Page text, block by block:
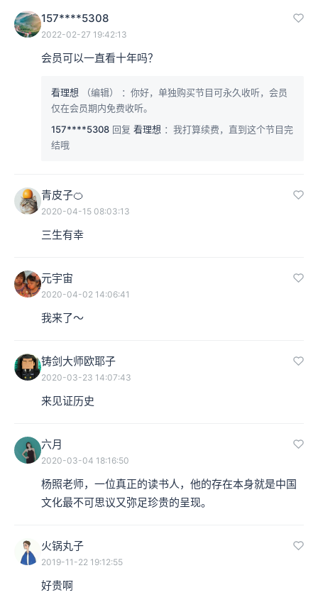
157****5308
2022-02-27 19:42:13
会员可以一直看十年吗？
看理想 （编辑）
：你好，单独购买节目可永久收听，会员
仅在会员期内免费收听。
157****5308 回复 看理想 ：我打算续费，直到这个节目完
结哦
青皮子🍊
2020-04-15 08:03:13
三生有幸
元宇宙
2020-04-02 14:06:41
我来了～
铸剑大师欧耶子
2020-03-23 14:07:43
来见证历史
六月
2020-03-04 18:16:50
杨照老师，一位真正的读书人，他的存在本身就是中国
文化最不可思议又弥足珍贵的呈现。
火锅丸子
2019-11-22 19:12:55
好贵啊